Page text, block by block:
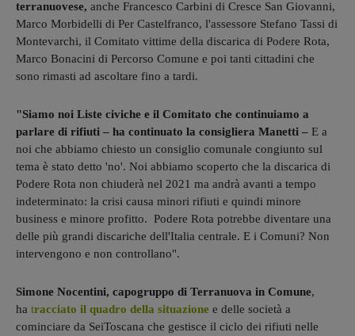
terranuovese, anche Francesco Carbini di Cresce San Giovanni,
Marco Morbidelli di Per Castelfranco, l'assessore Stefano Tassi di
Montevarchi, il Comitato vittime della discarica di Podere Rota,
Marco Bonacini di Percorso Comune e poi tanti cittadini che
sono rimasti ad ascoltare fino a tardi.
"Siamo noi Liste civiche e il Comitato che continuiamo a
parlare di rifiuti – ha continuato la consigliera Manetti – E a
noi che abbiamo chiesto un consiglio comunale congiunto sul
tema è stato detto 'no'. Noi abbiamo scoperto che la discarica di
Podere Rota non chiuderà nel 2021 ma andrà avanti a tempo
indeterminato: la crisi causa minori rifiuti e quindi minore
business e minore profitto. Podere Rota potrebbe diventare una
delle più grandi discariche dell'Italia centrale. E i Comuni? Non
intervengono e non controllano".
Simone Nocentini, capogruppo di Terranuova in Comune,
ha tracciato il quadro della situazione e delle società a
cominciare da SeiToscana che gestisce il ciclo dei rifiuti nelle